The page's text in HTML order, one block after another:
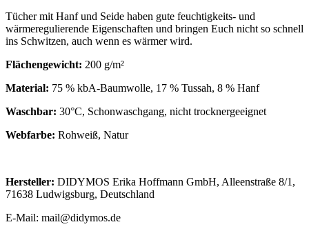
Tücher mit Hanf und Seide haben gute feuchtigkeits- und
wärmeregulierende Eigenschaften und bringen Euch nicht so schnell
ins Schwitzen, auch wenn es wärmer wird.
Flächengewicht: 200 g/m²
Material: 75 % kbA-Baumwolle, 17 % Tussah, 8 % Hanf
Waschbar: 30°C, Schonwaschgang, nicht trocknergeeignet
Webfarbe: Rohweiß, Natur
Hersteller: DIDYMOS Erika Hoffmann GmbH, Alleenstraße 8/1,
71638 Ludwigsburg, Deutschland
E-Mail: mail@didymos.de